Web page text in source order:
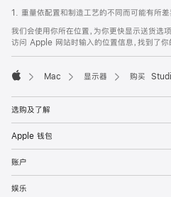
1. 重量依配置和制造工艺的不同而可能有所差
我们会使用你所在位置，为你更快显示送货选
访问 Apple 网站时输入的位置信息，找到了你
Mac 显示器 购买
选购及了解
Apple 钱包
账户
娱乐